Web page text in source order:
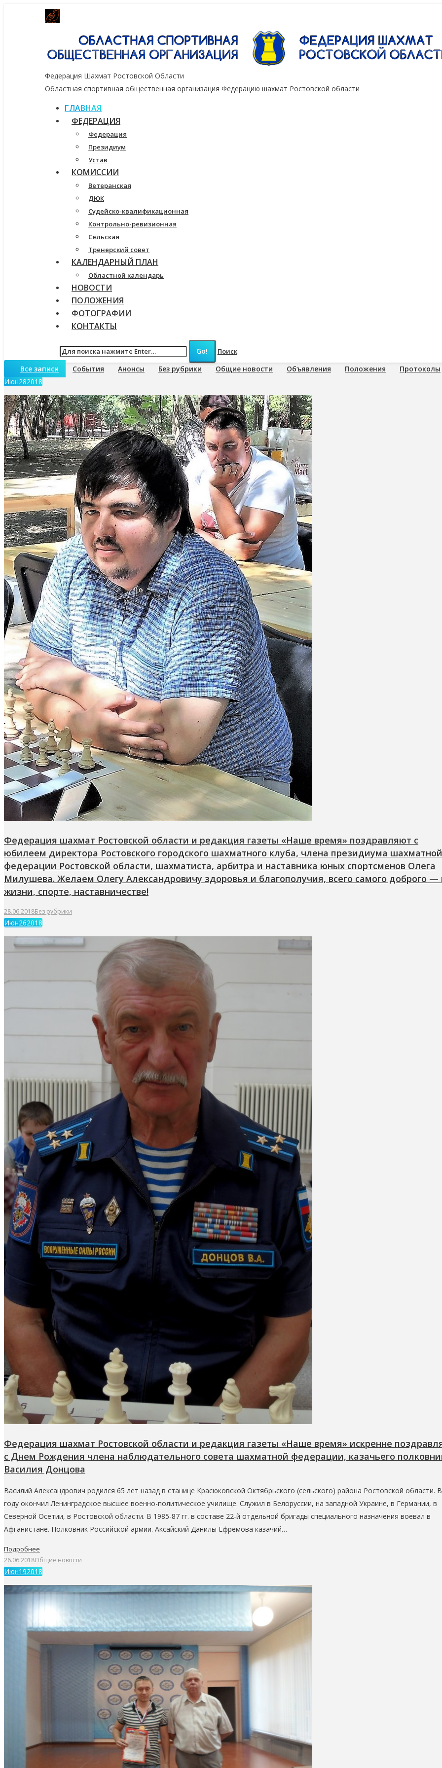
Федерация Шахмат Ростовской Области
Областная спортивная общественная организация Федерацию шахмат Ростовской области
ГЛАВНАЯ
ФЕДЕРАЦИЯ
Федерация
Президиум
Устав
КОМИССИИ
Ветеранская
ДЮК
Судейско-квалификационная
Контрольно-ревизионная
Сельская
Тренерский совет
КАЛЕНДАРНЫЙ ПЛАН
Областной календарь
НОВОСТИ
ПОЛОЖЕНИЯ
ФОТОГРАФИИ
КОНТАКТЫ
Поиск
Все записи События Анонсы Без рубрики Общие новости Объявления Положения
Протоколы
Июн282018
Федерация шахмат Ростовской области и редакция газеты «Наше время» поздравляют с
юбилеем директора Ростовского городского шахматного клуба, члена президиума шахматной
федерации Ростовской области, шахматиста, арбитра и наставника юных спортсменов Олега
Милушева. Желаем Олегу Александровичу здоровья и благополучия, всего самого доброго —
жизни, спорте, наставничестве!
28.06.2018Без рубрики
Июн262018
Федерация шахмат Ростовской области и редакция газеты «Наше время» искренне
с Днем Рождения члена наблюдательного совета шахматной федерации, казачьего
Василия Донцова
Василий Александрович родился 65 лет назад в станице Красюковской Октябрьского (сельского) района Ростовской области.
году окончил Ленинградское высшее военно-политическое училище. Служил в Белоруссии, на западной Украине, в Германии, в
Северной Осетии, в Ростовской области. В 1985-87 гг. в составе 22-й отдельной бригады специального назначения воевал в
Афганистане. Полковник Российской армии. Аксайский Данилы Ефремова казачий…
Подробнее
26.06.2018Общие новости
Июн192018